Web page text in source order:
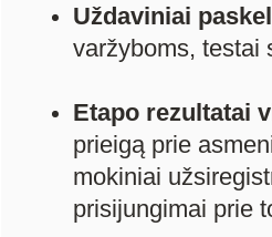
Uždaviniai
varžyboms,
Etapo rezultatai
prieigą prie
mokiniai
prisijungimai prie